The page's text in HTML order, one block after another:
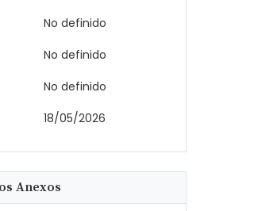
No definido
No definido
No definido
18/05/2026
Anexos